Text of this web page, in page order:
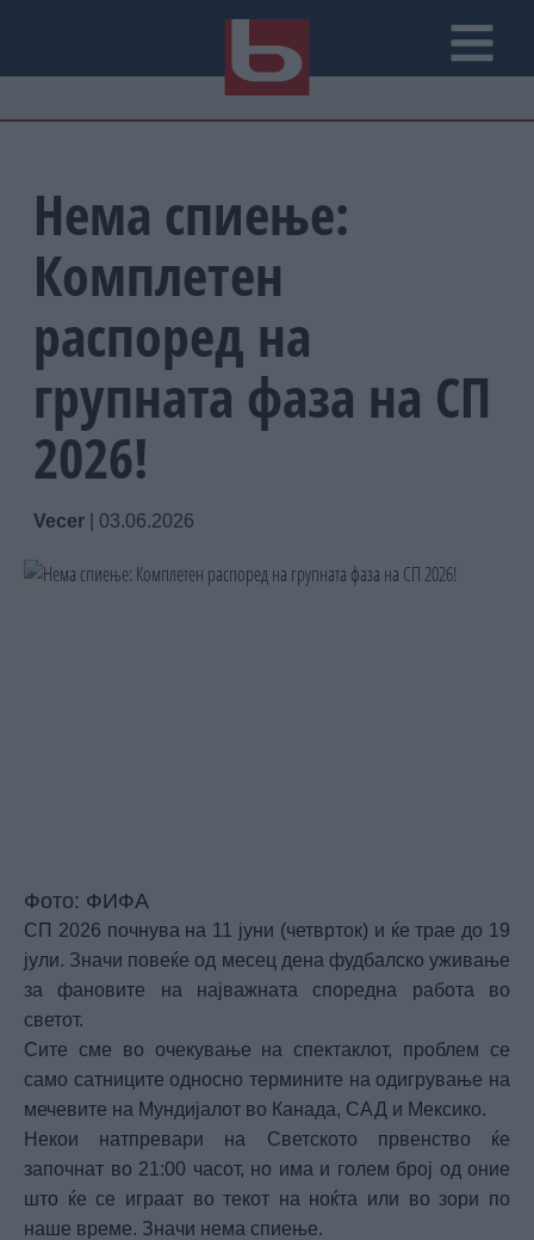
Нема спиење:
Комплетен
распоред на
групната фаза на СП
2026!
Vecer 03.06.2026
Фото: ФИФА
СП 2026 почнува на 11 јуни (четврток) и ќе трае до 19
јули. Значи повеќе од месец дена фудбалско уживање
за фановите на најважната споредна работа во
светот.
Сите сме во очекување на спектаклот, проблем се
само сатниците односно термините на одигрување на
мечевите на Мундијалот во Канада, САД и Мексико.
Некои натпревари на Светското првенство ќе
започнат во 21:00 часот, но има и голем број од оние
што ќе се играат во текот на ноќта или во зори по
наше време. Значи нема спиење.